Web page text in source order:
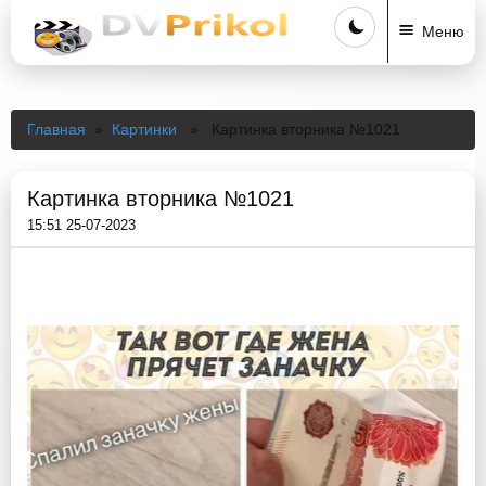
Меню
Главная » Картинки » Картинка вторника №1021
Картинка вторника №1021
15:51 25-07-2023